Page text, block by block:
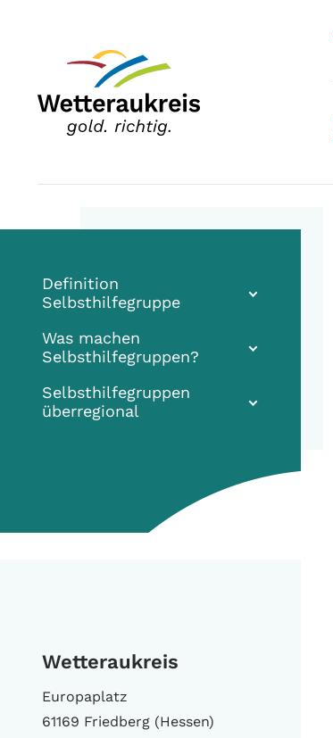
Definition
Selbsthilfegruppe
Was machen
Selbsthilfegruppen?
Selbsthilfegruppen
überregional
Wetteraukreis
Europaplatz
61169 Friedberg (Hessen)